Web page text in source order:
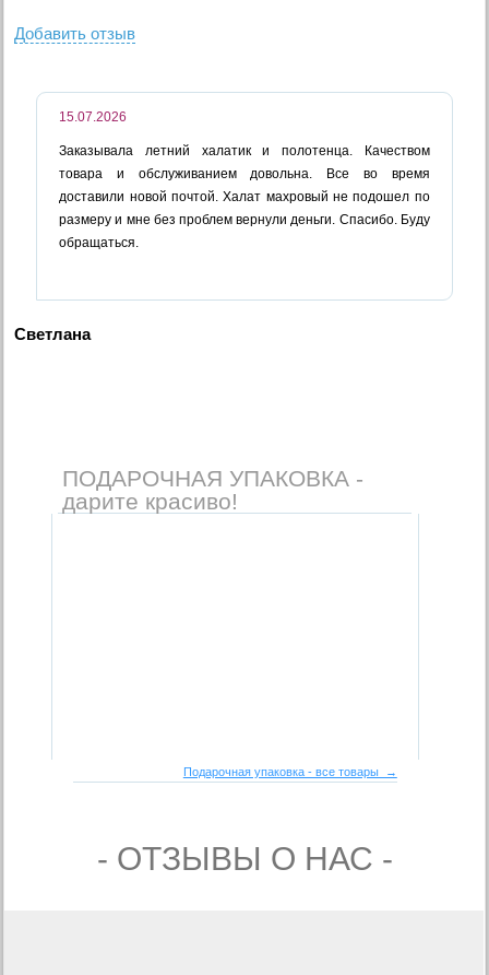
Добавить отзыв
15.07.2026
Заказывала летний халатик и полотенца. Качеством
товара и обслуживанием довольна. Все во время
доставили новой почтой. Халат махровый не подошел по
размеру и мне без проблем вернули деньги. Спасибо. Буду
обращаться.
Светлана
ПОДАРОЧНАЯ УПАКОВКА -
дарите красиво!
Подарочная упаковка - все товары →
- ОТЗЫВЫ О НАС -